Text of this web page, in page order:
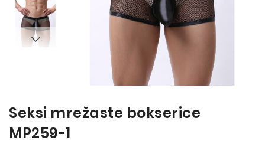
Seksi mrežaste bokserice
MP259-1